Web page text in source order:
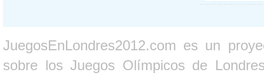
JuegosEnLondres2012.com es un
sobre los Juegos Olímpicos de